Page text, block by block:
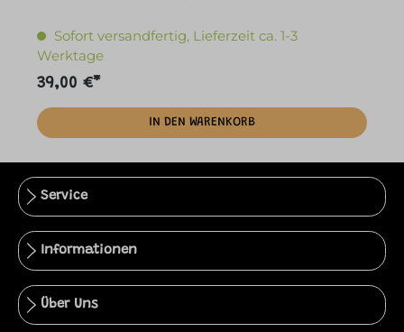
Sofort versandfertig, Lieferzeit ca. 1-3
Werktage
39,00 €*
IN DEN WARENKORB
Service
Informationen
Über Uns